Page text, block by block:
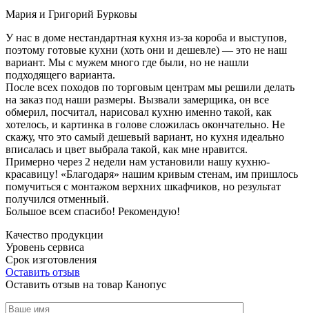
Мария и Григорий Бурковы
У нас в доме нестандартная кухня из-за короба и выступов,
поэтому готовые кухни (хоть они и дешевле) — это не наш
вариант. Мы с мужем много где были, но не нашли
подходящего варианта.
После всех походов по торговым центрам мы решили делать
на заказ под наши размеры. Вызвали замерщика, он все
обмерил, посчитал, нарисовал кухню именно такой, как
хотелось, и картинка в голове сложилась окончательно. Не
скажу, что это самый дешевый вариант, но кухня идеально
вписалась и цвет выбрала такой, как мне нравится.
Примерно через 2 недели нам установили нашу кухню-
красавицу! «Благодаря» нашим кривым стенам, им пришлось
помучиться с монтажом верхних шкафчиков, но результат
получился отменный.
Большое всем спасибо! Рекомендую!
Качество продукции
Уровень сервиса
Срок изготовления
Оставить отзыв
Оставить отзыв на товар Канопус